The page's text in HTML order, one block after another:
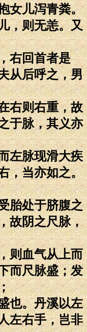
女儿泻青粪。
，则无恙。又
右回首者是
从后呼之，男
右则右重，故
于脉，其义亦
左脉现滑大疾
，当亦如之。
胎处于脐腹之
故阴之尺脉，
则血气从上而
而尺脉盛；发
也。丹溪以左
左右手，岂非